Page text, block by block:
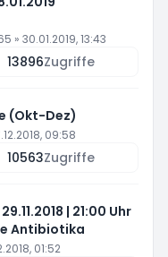
» 30.01.2019, 13:43
13896Zugriffe
(Okt-Dez)
09:58
10563Zugriffe
| 21:00 Uhr
Antibiotika
01:52